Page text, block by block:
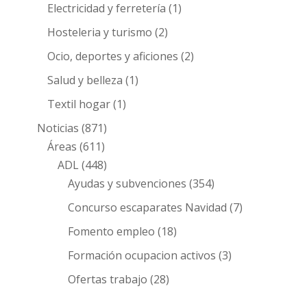
Electricidad y ferretería (1)
Hosteleria y turismo (2)
Ocio, deportes y aficiones (2)
Salud y belleza (1)
Textil hogar(1)
Noticias (871)
Áreas (611)
ADL(448)
Ayudas y subvenciones (354)
Concurso escaparates Navidad (7)
Fomento empleo (18)
Formación ocupacion activos (3)
Ofertas trabajo (28)